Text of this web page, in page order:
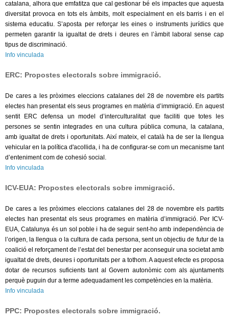
catalana, alhora que emfatitza que cal gestionar bé els impactes que aquesta
diversitat provoca en tots els àmbits, molt especialment en els barris i en el
sistema educatiu. S’aposta per reforçar les eines o instruments jurídics que
permeten garantir la igualtat de drets i deures en l’àmbit laboral sense cap
tipus de discriminació.
Info vinculada
ERC: Propostes electorals sobre immigració.
De cares a les pròximes eleccions catalanes del 28 de novembre els partits
electes han presentat els seus programes en matèria d’immigració. En aquest
sentit ERC defensa un model d’interculturalitat que faciliti que totes les
persones se sentin integrades en una cultura pública comuna, la catalana,
amb igualtat de drets i oportunitats. Així mateix, el català ha de ser la llengua
vehicular en la política d'acollida, i ha de configurar-se com un mecanisme tant
d’enteniment com de cohesió social.
Info vinculada
ICV-EUA: Propostes electorals sobre immigració.
De cares a les pròximes eleccions catalanes del 28 de novembre els partits
electes han presentat els seus programes en matèria d’immigració. Per ICV-
EUA, Catalunya és un sol poble i ha de seguir sent-ho amb independència de
l’origen, la llengua o la cultura de cada persona, sent un objectiu de futur de la
coalició el reforçament de l’estat del benestar per aconseguir una societat amb
igualtat de drets, deures i oportunitats per a tothom. A aquest efecte es proposa
dotar de recursos suficients tant al Govern autonòmic com als ajuntaments
perquè puguin dur a terme adequadament les competències en la matèria.
Info vinculada
PPC: Propostes electorals sobre immigració.